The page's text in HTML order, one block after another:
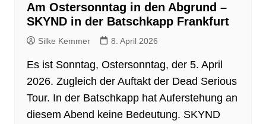
Am Ostersonntag in den Abgrund –
SKYND in der Batschkapp Frankfurt
Silke Kemmer 8. April 2026
Es ist Sonntag, Ostersonntag, der 5. April
2026. Zugleich der Auftakt der Dead Serious
Tour. In der Batschkapp hat Auferstehung an
diesem Abend keine Bedeutung. SKYND